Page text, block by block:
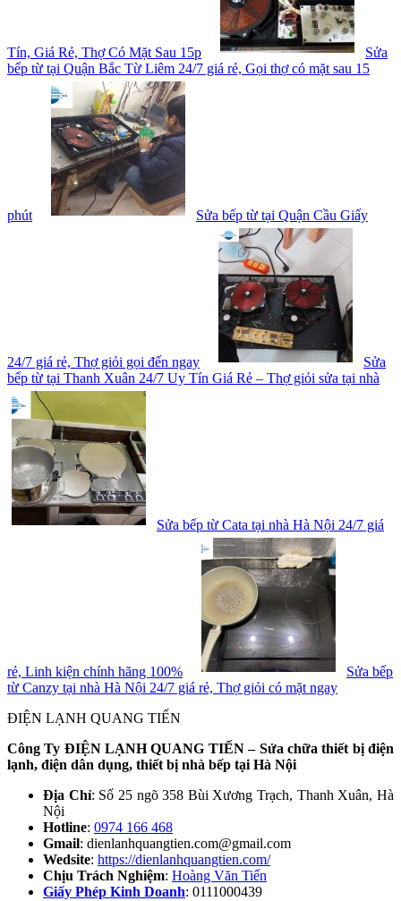
Tín, Giá Rẻ, Thợ Có Mặt Sau 15p
Sửa
bếp từ tại Quận Bắc Từ Liêm 24/7 giá rẻ, Gọi thợ có mặt sau 15
phút Sửa bếp từ tại Quận Cầu Giấy
24/7 giá rẻ, Thợ giỏi gọi đến ngay
Sửa
bếp từ tại Thanh Xuân 24/7 Uy Tín Giá Rẻ – Thợ giỏi sửa tại nhà
Sửa bếp từ Cata tại nhà Hà Nội 24/7 giá
rẻ, Linh kiện chính hãng 100%
Sửa bếp
từ Canzy tại nhà Hà Nội 24/7 giá rẻ, Thợ giỏi có mặt ngay
ĐIỆN LẠNH QUANG TIẾN
Công Ty ĐIỆN LẠNH QUANG TIẾN – Sửa chữa thiết bị điện
lạnh, điện dân dụng, thiết bị nhà bếp tại Hà Nội
Địa Chỉ: Số 25 ngõ 358 Bùi Xương Trạch, Thanh Xuân, Hà
Nội
Hotline: 0974 166 468
Gmail: dienlanhquangtien.com@gmail.com
Wedsite: https://dienlanhquangtien.com/
Chịu Trách Nghiệm: Hoàng Văn Tiến
Giấy Phép Kinh Doanh: 0111000439